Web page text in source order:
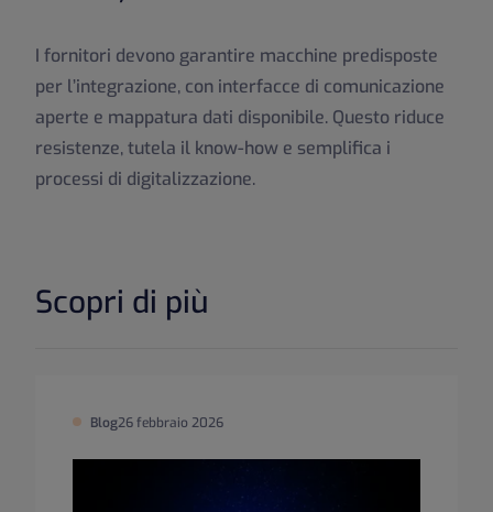
I fornitori devono garantire macchine predisposte
per l’integrazione, con interfacce di comunicazione
aperte e mappatura dati disponibile. Questo riduce
resistenze, tutela il know-how e semplifica i
processi di digitalizzazione.
Scopri di più
Blog26 febbraio 2026